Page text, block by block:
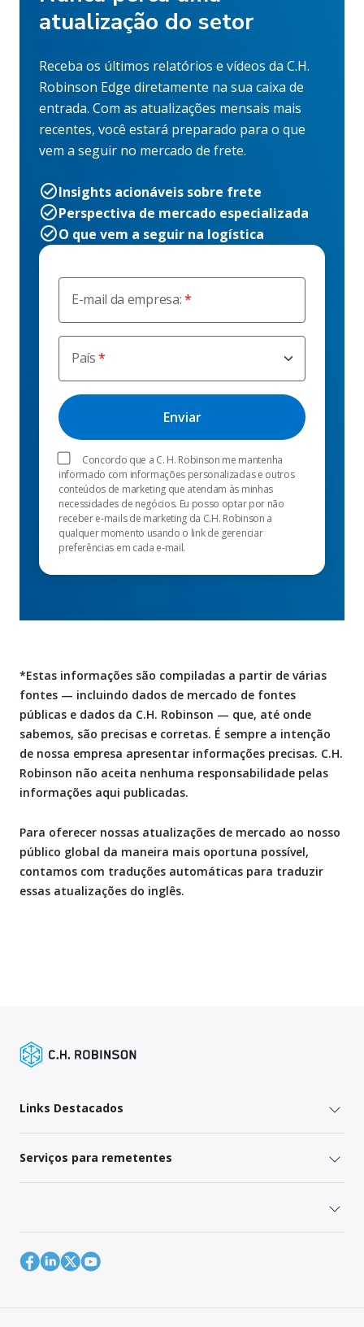
E-mail da empresa:
País
Concordo que a C. H. Robinson me mantenha
informado com informações personalizadas e outros
conteúdos de marketing que atendam às minhas
necessidades de negócios. Eu posso optar por não
receber e-mails de marketing da C.H. Robinson a
qualquer momento usando o link de gerenciar
preferências em cada e-mail.
atualização do setor
Receba os últimos relatórios e vídeos da C.H.
Robinson Edge diretamente na sua caixa de
entrada. Com as atualizações mensais mais
recentes, você estará preparado para o que
vem a seguir no mercado de frete.
Insights acionáveis sobre frete
Perspectiva de mercado especializada
O que vem a seguir na logística
*Estas informações são compiladas a partir de várias
fontes — incluindo dados de mercado de fontes
públicas e dados da C.H. Robinson — que, até onde
sabemos, são precisas e corretas. É sempre a intenção
de nossa empresa apresentar informações precisas. C.H.
Robinson não aceita nenhuma responsabilidade pelas
informações aqui publicadas.
Para oferecer nossas atualizações de mercado ao nosso
público global da maneira mais oportuna possível,
contamos com traduções automáticas para traduzir
essas atualizações do inglês.
Links Destacados
Serviços para remetentes